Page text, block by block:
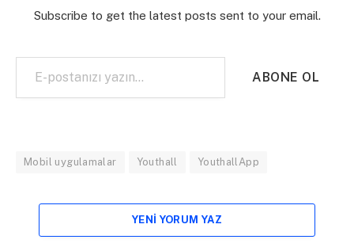
Subscribe to get the latest posts sent to your email.
E-postanızı yazın…
ABONE OL
Mobil uygulamalar Youthall YouthallApp
YENI YORUM YAZ